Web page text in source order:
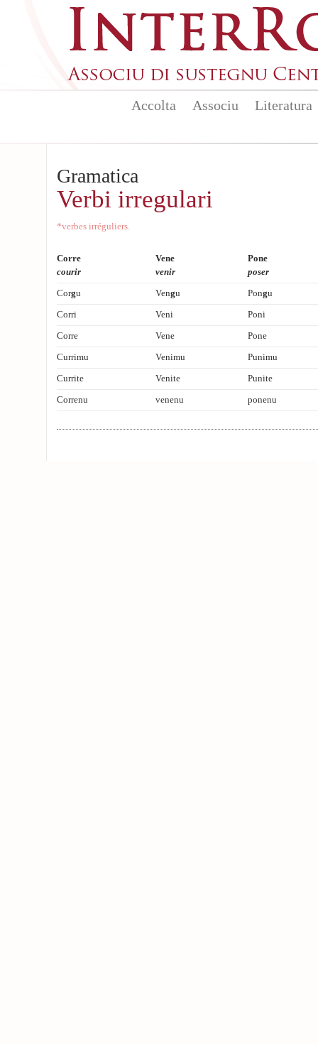
Accolta Associu Literatura
Gramatica
Verbi irregulari
*verbes irréguliers.
Corre
courir
Vene
venir
Pone
poser
Corgu Vengu Pongu
Corri Veni Poni
Corre Vene Pone
Currimu Venimu Punimu
Currite Venite Punite
Correnu venenu ponenu